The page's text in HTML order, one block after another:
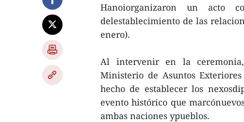
Hanoiorganizaron un acto
delestablecimiento de las
enero).
Al intervenir en la
Ministerio de Asuntos
hecho de establecer los
evento histórico que
ambas naciones ypueblos.